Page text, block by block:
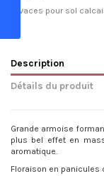
Vivaces pour sol
Description
Détails du produit
Grande armoise
plus bel effet en
aromatique.
Floraison en panicules